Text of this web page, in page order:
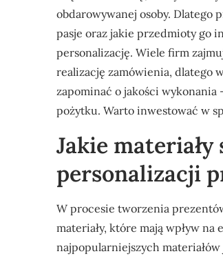
obdarowywanej osoby. Dlatego
pasje oraz jakie przedmioty go
personalizację. Wiele firm
realizację zamówienia, dlatego
zapominać o jakości
pożytku. Warto inwestować w
Jakie
personalizacji
W procesie tworzenia
materiały, które mają wpływ
najpopularniejszych